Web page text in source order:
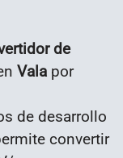
de
Vala por
de desarrollo
convertir